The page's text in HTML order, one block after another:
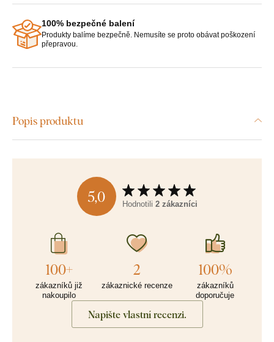
100% bezpečné balení
Produkty balíme bezpečně. Nemusíte se proto obávat poškození
přepravou.
Popis produktu
5,0 Hodnotili 2 zákazníci
100+
zákazníků již
nakoupilo
2
zákaznické recenze
100%
zákazníků
doporučuje
Napište vlastní recenzi.